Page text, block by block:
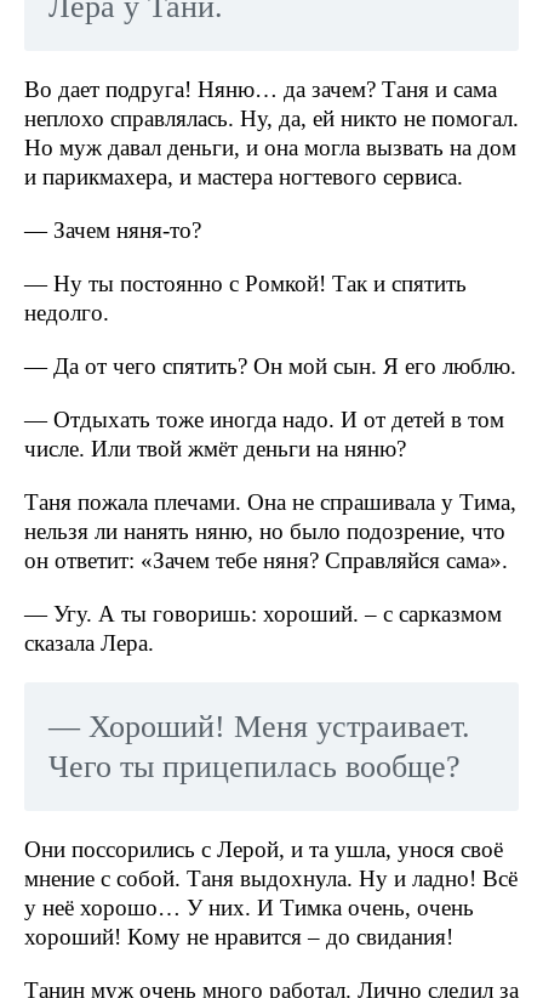
Во дает подруга! Няню… да зачем? Таня и сама
неплохо справлялась. Ну, да, ей никто не помогал.
Но муж давал деньги, и она могла вызвать на дом
и парикмахера, и мастера ногтевого сервиса.
— Зачем няня-то?
— Ну ты постоянно с Ромкой! Так и спятить
недолго.
— Да от чего спятить? Он мой сын. Я его люблю.
— Отдыхать тоже иногда надо. И от детей в том
числе. Или твой жмёт деньги на няню?
Таня пожала плечами. Она не спрашивала у Тима,
нельзя ли нанять няню, но было подозрение, что
он ответит: «Зачем тебе няня? Справляйся сама».
— Угу. А ты говоришь: хороший. – с сарказмом
сказала Лера.
— Хороший! Меня устраивает.
Чего ты прицепилась вообще?
Они поссорились с Лерой, и та ушла, унося своё
мнение с собой. Таня выдохнула. Ну и ладно! Всё
у неё хорошо… У них. И Тимка очень, очень
хороший! Кому не нравится – до свидания!
Танин муж очень много работал. Лично следил за